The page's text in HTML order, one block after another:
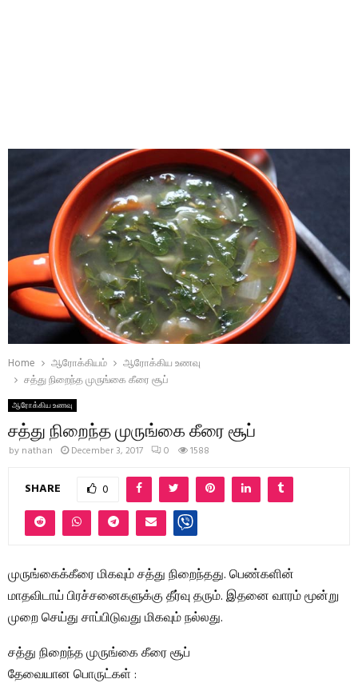
Home ஆரோக்கியம்
ஆரோக்கிய உணவு
சத்து நிறைந்த முருங்கை கீரை சூப்
ஆரோக்கிய உணவு
சத்து நிறைந்த முருங்கை கீரை சூப்
by nathan December 3, 2017 0 1588
SHARE 0
முருங்கைக்கீரை மிகவும் சத்து நிறைந்தது. பெண்களின்
மாதவிடாய் பிரச்சனைகளுக்கு தீர்வு தரும். இதனை வாரம் மூன்று
முறை செய்து சாப்பிடுவது மிகவும் நல்லது.
சத்து நிறைந்த முருங்கை கீரை சூப்
தேவையான பொருட்கள் :